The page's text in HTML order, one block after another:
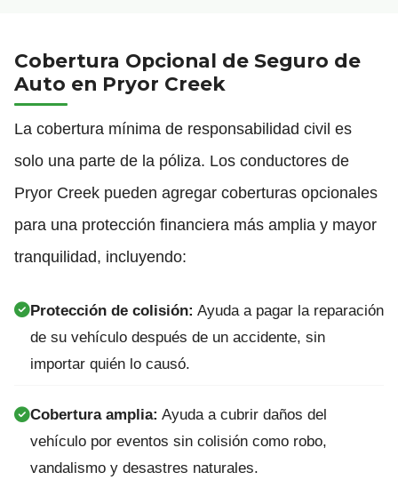
Cobertura Opcional de Seguro de
Auto en Pryor Creek
La cobertura mínima de responsabilidad civil es
solo una parte de la póliza. Los conductores de
Pryor Creek pueden agregar coberturas opcionales
para una protección financiera más amplia y mayor
tranquilidad, incluyendo:
Protección de colisión: Ayuda a pagar la reparación
de su vehículo después de un accidente, sin
importar quién lo causó.
Cobertura amplia: Ayuda a cubrir daños del
vehículo por eventos sin colisión como robo,
vandalismo y desastres naturales.